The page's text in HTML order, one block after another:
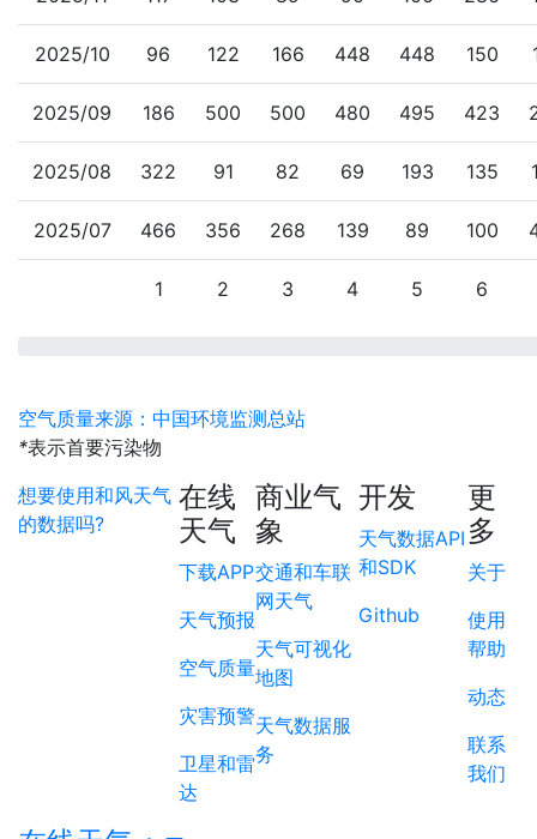
2025/10 96 122 166 448 448 150
2025/09 186 500 500 480 495 423
2025/08 322 91 82 69 193 135
2025/07 466 356 268 139 89 100
1 2 3 4 5 6
空气质量来源：中国环境监测总站
*表示首要污染物
想要使用和风天气
的数据吗?
在线
天气
下载APP
天气预报
空气质量
灾害预警
卫星和雷
达
商业气
象
交通和车联
网天气
天气可视化
地图
天气数据服
务
开发
天气数据API
和SDK
Github
更
多
关于
使用
帮助
动态
联系
我们